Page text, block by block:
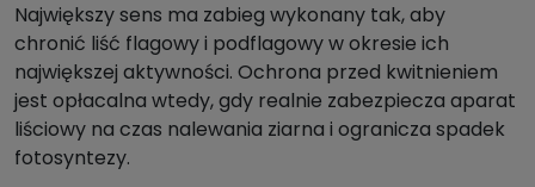
Największy sens ma zabieg wykonany tak, aby
chronić liść flagowy i podflagowy w okresie ich
największej aktywności. Ochrona przed kwitnieniem
jest opłacalna wtedy, gdy realnie zabezpiecza aparat
liściowy na czas nalewania ziarna i ogranicza spadek
fotosyntezy.